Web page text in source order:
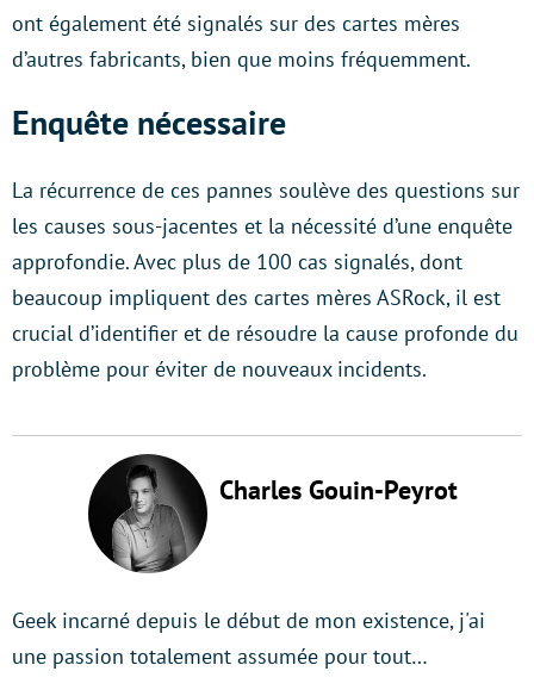
ont également été signalés sur des cartes mères
d’autres fabricants, bien que moins fréquemment.
Enquête nécessaire
La récurrence de ces pannes soulève des questions sur
les causes sous-jacentes et la nécessité d’une enquête
approfondie. Avec plus de 100 cas signalés, dont
beaucoup impliquent des cartes mères ASRock, il est
crucial d’identifier et de résoudre la cause profonde du
problème pour éviter de nouveaux incidents.
Charles Gouin-Peyrot
Geek incarné depuis le début de mon existence, j'ai
une passion totalement assumée pour tout…